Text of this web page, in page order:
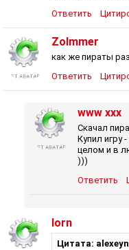
Ответить
Zolmmer
как же пираты
Ответить
www xxx
Скачал
Купил игру
целом и в
)))
Ответить
lorn
Цитата: